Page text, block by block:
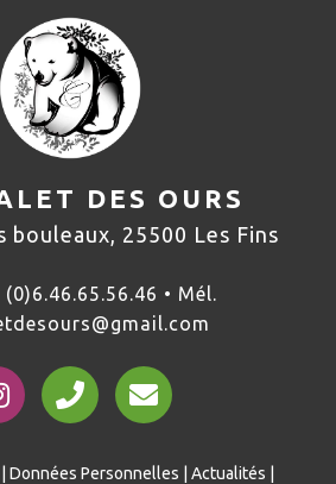
DES OURS
bouleaux, 25500 Les Fins
(0)6.46.65.56.46 • Mél.
Données Personnelles Actualités